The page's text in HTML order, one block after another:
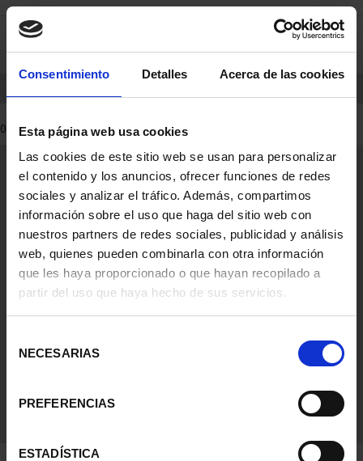
Consentimiento Detalles Acerca de las cookies
Esta página web usa cookies
Las cookies de este sitio web se usan para personalizar
el contenido y los anuncios, ofrecer funciones de redes
sociales y analizar el tráfico. Además, compartimos
información sobre el uso que haga del sitio web con
nuestros partners de redes sociales, publicidad y análisis
web, quienes pueden combinarla con otra información
que les haya proporcionado o que hayan recopilado a
partir del uso que haya hecho de sus servicios.
NECESARIAS
PREFERENCIAS
ESTADÍSTICA
Skip
to
content
Skip
to
navigation
0
0 Products found
General Information
Contacto
Preguntas Frequentes (FAQs)
Aviso Legal
Condiciones Legales
Ayuda